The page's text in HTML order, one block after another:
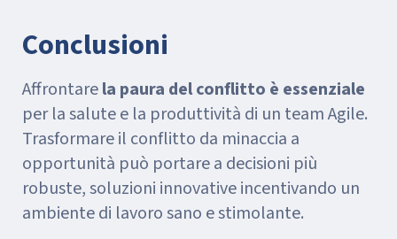
Conclusioni
Affrontarela paura del conflitto è essenziale
per la salute e la produttività di un team Agile.
Trasformare il conflitto da minaccia a
opportunità può portare a decisioni più
robuste, soluzioni innovative incentivando un
ambiente di lavoro sano e stimolante.